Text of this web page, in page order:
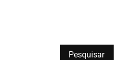
Pesquisar